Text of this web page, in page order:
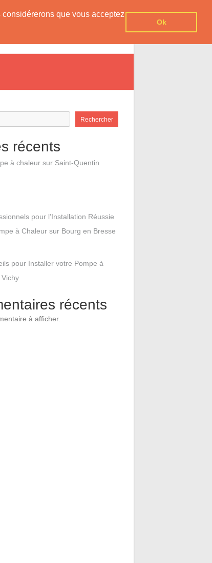
que vous acceptez
Ok
Rechercher
récents
à chaleur sur Saint-Quentin
pour l’Installation Réussie
à Chaleur sur Bourg en Bresse
pour Installer votre Pompe à
récents
à afficher.